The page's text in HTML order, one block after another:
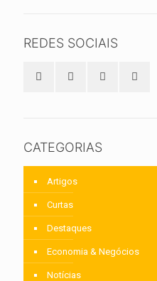
REDES SOCIAIS
CATEGORIAS
Artigos
Curtas
Destaques
Economia & Negócios
Notícias